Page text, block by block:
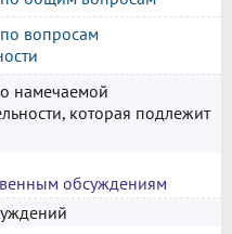
вопросам
намечаемой
которая подлежит
обсуждениям